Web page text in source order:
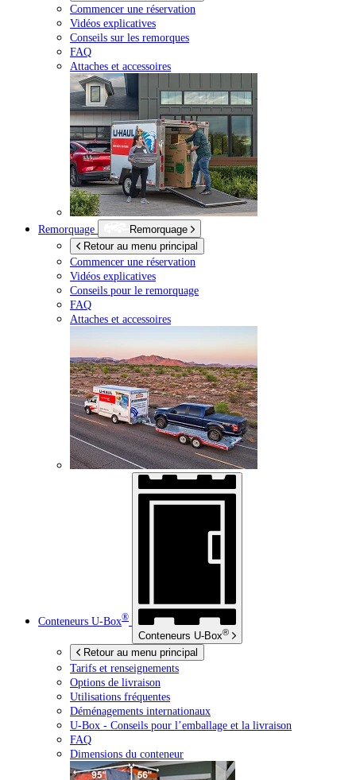
Commencer une réservation
Vidéos explicatives
Conseils sur les remorques
FAQ
Attaches et accessoires
Remorquage
Remorquage
Retour au menu principal
Commencer une réservation
Vidéos explicatives
Conseils pour le remorquage
FAQ
Attaches et accessoires
Conteneurs U-Box®
Conteneurs U-Box®
Retour au menu principal
Tarifs et renseignements
Options de livraison
Utilisations fréquentes
Déménagements internationaux
U-Box - Conseils pour l’emballage et la livraison
FAQ
Dimensions du conteneur